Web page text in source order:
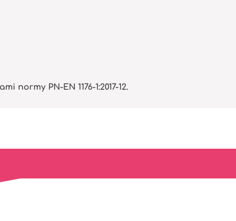
PN-EN 1176-1:2017-12.